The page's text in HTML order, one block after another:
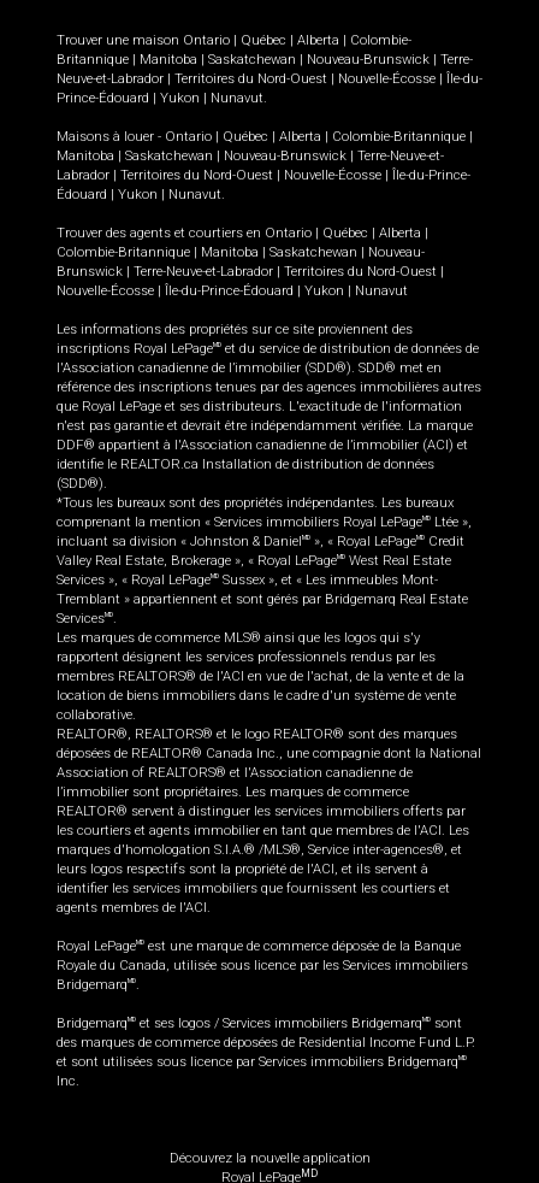
Trouver une maison Ontario | Québec | Alberta | Colombie-
Britannique | Manitoba | Saskatchewan | Nouveau-Brunswick | Terre-
Neuve-et-Labrador | Territoires du Nord-Ouest | Nouvelle-Écosse | Île-du-
Prince-Édouard | Yukon | Nunavut.
Maisons à louer - Ontario | Québec | Alberta | Colombie-Britannique |
Manitoba | Saskatchewan | Nouveau-Brunswick | Terre-Neuve-et-
Labrador | Territoires du Nord-Ouest | Nouvelle-Écosse | Île-du-Prince-
Édouard | Yukon | Nunavut.
Trouver des agents et courtiers en Ontario | Québec | Alberta |
Colombie-Britannique | Manitoba | Saskatchewan | Nouveau-
Brunswick | Terre-Neuve-et-Labrador | Territoires du Nord-Ouest |
Nouvelle-Écosse | Île-du-Prince-Édouard | Yukon | Nunavut
Les informations des propriétés sur ce site proviennent des
inscriptions Royal LePageMD et du service de distribution de données de
l'Association canadienne de l’immobilier (SDD®). SDD® met en
référence des inscriptions tenues par des agences immobilières autres
que Royal LePage et ses distributeurs. L'exactitude de l'information
n'est pas garantie et devrait être indépendamment vérifiée. La marque
DDF® appartient à l'Association canadienne de l’immobilier (ACI) et
identifie le REALTOR.ca Installation de distribution de données
(SDD®).
*Tous les bureaux sont des propriétés indépendantes. Les bureaux
comprenant la mention « Services immobiliers Royal LePageMD
Ltée »,
incluant sa division « Johnston & DanielMD », « Royal LePageMD
Credit
Valley Real Estate, Brokerage », « Royal LePageMD West Real Estate
Services », « Royal LePageMD Sussex », et « Les immeubles Mont-
Tremblant » appartiennent et sont gérés par Bridgemarq Real Estate
ServicesMD.
Les marques de commerce MLS® ainsi que les logos qui s'y
rapportent désignent les services professionnels rendus par les
membres REALTORS® de l'ACI en vue de l'achat, de la vente et de la
location de biens immobiliers dans le cadre d'un système de vente
collaborative.
REALTOR®, REALTORS® et le logo REALTOR® sont des marques
déposées de REALTOR® Canada Inc., une compagnie dont la National
Association of REALTORS® et l'Association canadienne de
l’immobilier sont propriétaires. Les marques de commerce
REALTOR® servent à distinguer les services immobiliers offerts par
les courtiers et agents immobilier en tant que membres de l'ACI. Les
marques d'homologation S.I.A.® /MLS®, Service inter-agences®, et
leurs logos respectifs sont la propriété de l'ACI, et ils servent à
identifier les services immobiliers que fournissent les courtiers et
agents membres de l'ACI.
Royal LePageMD est une marque de commerce déposée de la Banque
Royale du Canada, utilisée sous licence par les Services immobiliers
BridgemarqMD.
BridgemarqMD et ses logos / Services immobiliers BridgemarqMD
sont
des marques de commerce déposées de Residential Income Fund L.P.
et sont utilisées sous licence par Services immobiliers BridgemarqMD
Inc.
Découvrez la nouvelle application
Royal LePageMD